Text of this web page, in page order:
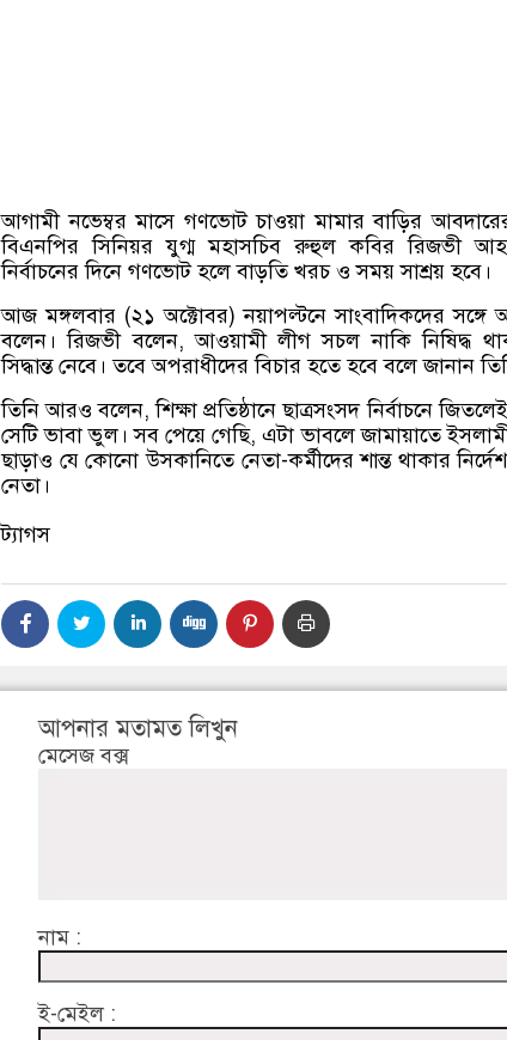
আগামী নভেম্বর মাসে গণভোট চাওয়া মামার বাড়ির
বিএনপির সিনিয়র যুগ্ম মহাসচিব রুহুল কবির রিজভী
নির্বাচনের দিনে গণভোট হলে বাড়তি খরচ ও সময় সাশ্রয় হবে।
আজ মঙ্গলবার (২১ অক্টোবর) নয়াপল্টনে সাংবাদিকদের
বলেন। রিজভী বলেন, আওয়ামী লীগ সচল নাকি নিষিদ্ধ
সিদ্ধান্ত নেবে। তবে অপরাধীদের বিচার হতে হবে বলে জানান
তিনি আরও বলেন, শিক্ষা প্রতিষ্ঠানে ছাত্রসংসদ নির্বাচনে
সেটি ভাবা ভুল। সব পেয়ে গেছি, এটা ভাবলে জামায়াতে
ছাড়াও যে কোনো উসকানিতে নেতা-কর্মীদের শান্ত থাকার
নেতা।
ট্যাগস
আপনার মতামত লিখুন
মেসেজ বক্স
নাম :
ই-মেইল :